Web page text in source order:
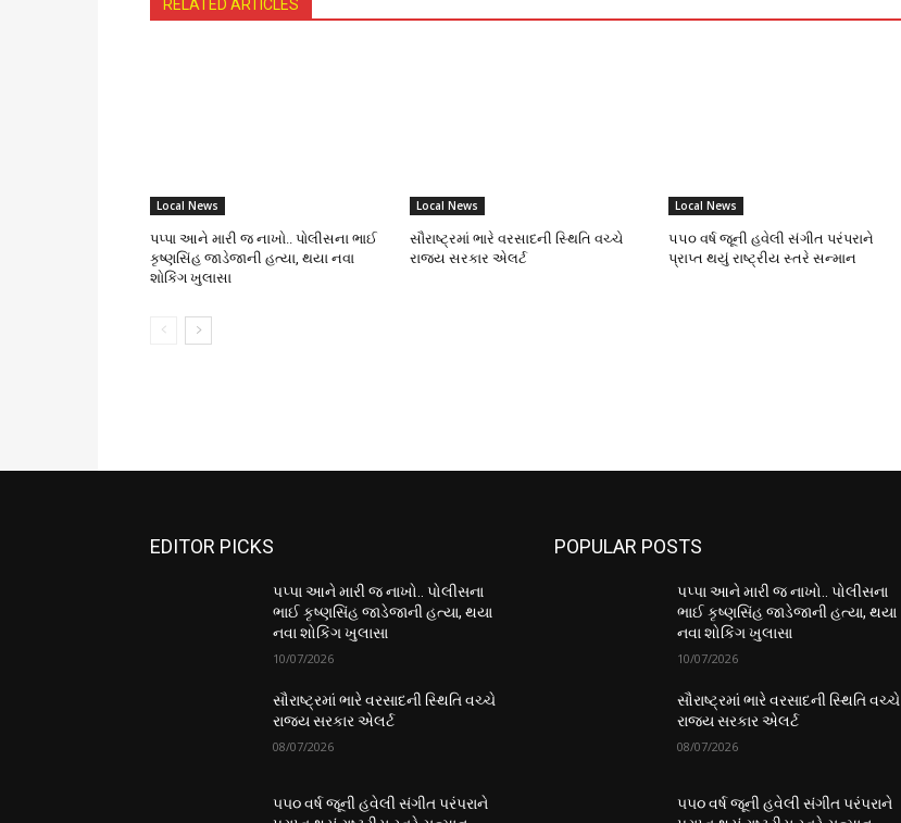
RELATED ARTICLES
Local News
પપ્પા આને મારી જ નાખો.. પોલીસના ભાઈ
કૃષ્ણસિંહ જાડેજાની હત્યા, થયા નવા
શોકિંગ ખુલાસા
Local News
સૌરાષ્ટ્રમાં ભારે વરસાદની સ્થિતિ વચ્ચે
રાજ્ય સરકાર એલર્ટ
Local News
૫૫૦ વર્ષ જૂની હવેલી સંગીત પરંપરાને
પ્રાપ્ત થયું રાષ્ટ્રીય સ્તરે સન્માન
EDITOR PICKS
પપ્પા આને મારી જ નાખો.. પોલીસના
ભાઈ કૃષ્ણસિંહ જાડેજાની હત્યા, થયા
નવા શોકિંગ ખુલાસા
10/07/2026
સૌરાષ્ટ્રમાં ભારે વરસાદની સ્થિતિ વચ્ચે
રાજ્ય સરકાર એલર્ટ
08/07/2026
૫૫૦ વર્ષ જૂની હવેલી સંગીત પરંપરાને
POPULAR POSTS
પપ્પા આને મારી જ નાખો.. પોલીસના
ભાઈ કૃષ્ણસિંહ જાડેજાની હત્યા, થયા
નવા શોકિંગ ખુલાસા
10/07/2026
સૌરાષ્ટ્રમાં ભારે વરસાદની સ્થિતિ વચ્ચે
રાજ્ય સરકાર એલર્ટ
08/07/2026
૫૫૦ વર્ષ જૂની હવેલી સંગીત પરંપરાને